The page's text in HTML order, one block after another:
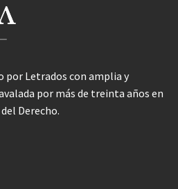
por Letrados con amplia y
por más de treinta años en
Derecho.